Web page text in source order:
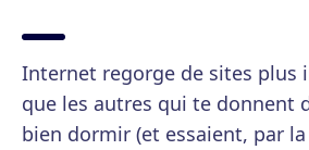
Internet regorge de sites plus
que les autres qui te donnent
bien dormir (et essaient, par